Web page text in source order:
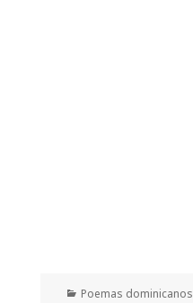
Categorías
Poemas dominicanos